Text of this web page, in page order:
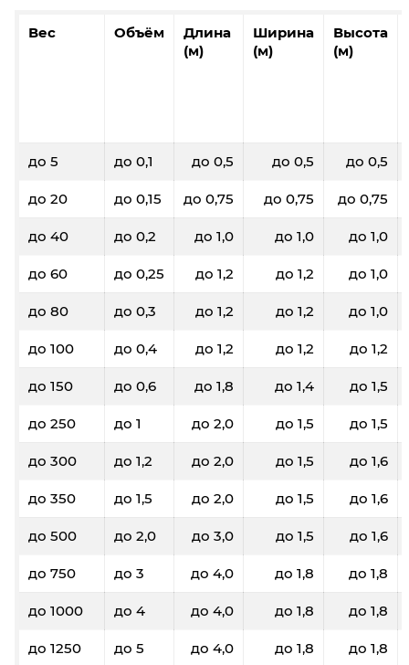
Вес Объём
Длина
(м)
Ширина
(м)
Высота
(м)
до 5 до 0,1 до 0,5 до 0,5 до 0,5
до 20 до 0,15 до 0,75 до 0,75 до 0,75
до 40 до 0,2 до 1,0 до 1,0 до 1,0
до 60 до 0,25 до 1,2 до 1,2 до 1,0
до 80 до 0,3 до 1,2 до 1,2 до 1,0
до 100 до 0,4 до 1,2 до 1,2 до 1,2
до 150 до 0,6 до 1,8 до 1,4 до 1,5
до 250 до 1 до 2,0 до 1,5 до 1,5
до 300 до 1,2 до 2,0 до 1,5 до 1,6
до 350 до 1,5 до 2,0 до 1,5 до 1,6
до 500 до 2,0 до 3,0 до 1,5 до 1,6
до 750 до 3 до 4,0 до 1,8 до 1,8
до 1000 до 4 до 4,0 до 1,8 до 1,8
до 1250 до 5 до 4,0 до 1,8 до 1,8